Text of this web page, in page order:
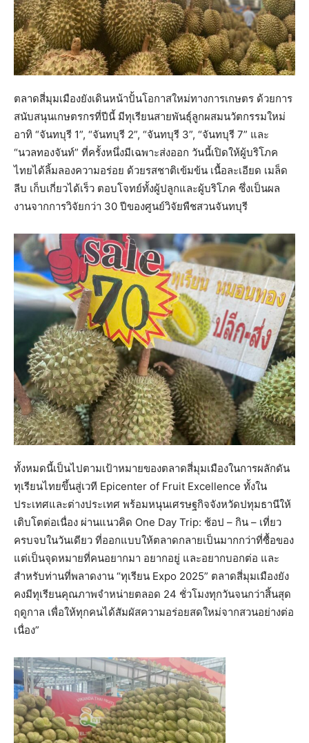
ตลาดสี่มุมเมืองยังเดินหน้าปั้นโอกาสใหม่ทางการเกษตร ด้วยการ
สนับสนุนเกษตรกรที่ปีนี้ มีทุเรียนสายพันธุ์ลูกผสมนวัตกรรมใหม่
อาทิ “จันทบุรี 1”, “จันทบุรี 2”, “จันทบุรี 3”, “จันทบุรี 7” และ
“นวลทองจันท์” ที่ครั้งหนึ่งมีเฉพาะส่งออก วันนี้เปิดให้ผู้บริโภค
ไทยได้ลิ้มลองความอร่อย ด้วยรสชาติเข้มข้น เนื้อละเอียด เมล็ด
ลีบ เก็บเกี่ยวได้เร็ว ตอบโจทย์ทั้งผู้ปลูกและผู้บริโภค ซึ่งเป็นผล
งานจากการวิจัยกว่า 30 ปีของศูนย์วิจัยพืชสวนจันทบุรี
ทั้งหมดนี้เป็นไปตามเป้าหมายของตลาดสี่มุมเมืองในการผลักดัน
ทุเรียนไทยขึ้นสู่เวที Epicenter of Fruit Excellence ทั้งใน
ประเทศและต่างประเทศ พร้อมหนุนเศรษฐกิจจังหวัดปทุมธานีให้
เติบโตต่อเนื่อง ผ่านแนวคิด One Day Trip: ช้อป – กิน – เที่ยว
ครบจบในวันเดียว ที่ออกแบบให้ตลาดกลายเป็นมากกว่าที่ซื้อของ
แต่เป็นจุดหมายที่คนอยากมา อยากอยู่ และอยากบอกต่อ และ
สำหรับท่านที่พลาดงาน “ทุเรียน Expo 2025” ตลาดสี่มุมเมืองยัง
คงมีทุเรียนคุณภาพจำหน่ายตลอด 24 ชั่วโมงทุกวันจนกว่าสิ้นสุด
ฤดูกาล เพื่อให้ทุกคนได้สัมผัสความอร่อยสดใหม่จากสวนอย่างต่อ
เนื่อง”